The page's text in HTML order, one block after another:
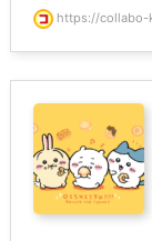
https://collabo-